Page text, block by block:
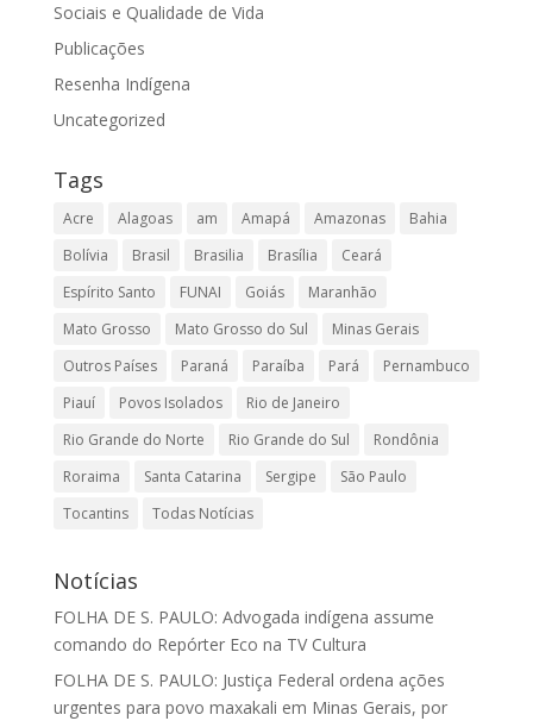
Sociais e Qualidade de Vida
Publicações
Resenha Indígena
Uncategorized
Tags
Acre Alagoas am Amapá Amazonas
Bahia
Bolívia
Brasil Brasilia Brasília
Ceará
Espírito Santo
FUNAI Goiás
Maranhão
Mato Grosso
Mato Grosso do Sul
Minas Gerais
Outros Países
Paraná Paraíba Pará
Pernambuco
Piauí
Povos Isolados
Rio de Janeiro
Rio Grande do Norte
Rio Grande do Sul
Rondônia
Roraima
Santa Catarina Sergipe
São Paulo
Tocantins
Todas Notícias
Notícias
FOLHA DE S. PAULO: Advogada indígena assume
comando do Repórter Eco na TV Cultura
FOLHA DE S. PAULO: Justiça Federal ordena ações
urgentes para povo maxakali em Minas Gerais, por